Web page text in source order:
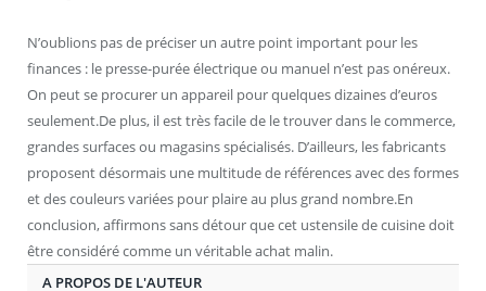
N’oublions pas de préciser un autre point important pour les
finances : le presse-purée électrique ou manuel n’est pas onéreux.
On peut se procurer un appareil pour quelques dizaines d’euros
seulement.De plus, il est très facile de le trouver dans le commerce,
grandes surfaces ou magasins spécialisés. D’ailleurs, les fabricants
proposent désormais une multitude de références avec des formes
et des couleurs variées pour plaire au plus grand nombre.En
conclusion, affirmons sans détour que cet ustensile de cuisine doit
être considéré comme un véritable achat malin.
A PROPOS DE L'AUTEUR